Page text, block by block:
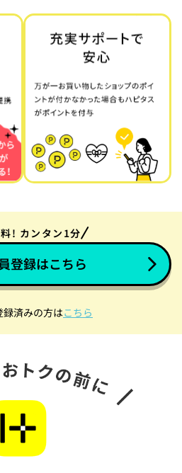
! カンタン1分
登録はこちら
録済みの方はこちら